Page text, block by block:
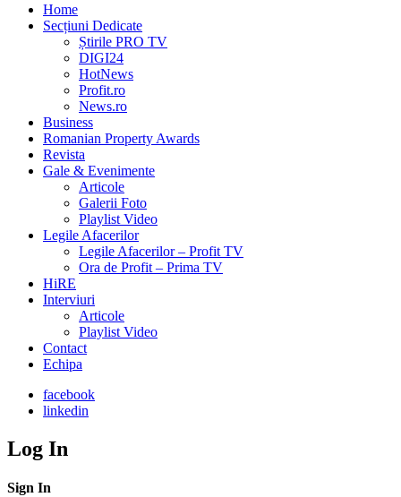
Home
Secțiuni Dedicate
Știrile PRO TV
DIGI24
HotNews
Profit.ro
News.ro
Business
Romanian Property Awards
Revista
Gale & Evenimente
Articole
Galerii Foto
Playlist Video
Legile Afacerilor
Legile Afacerilor – Profit TV
Ora de Profit – Prima TV
HiRE
Interviuri
Articole
Playlist Video
Contact
Echipa
facebook
linkedin
Log In
Sign In